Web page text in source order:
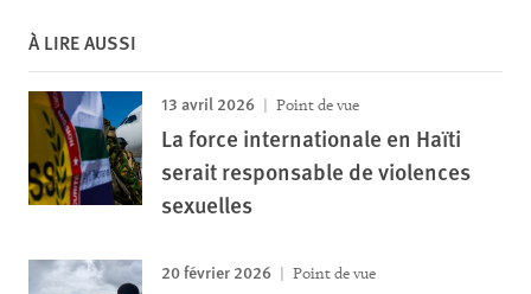
À LIRE AUSSI
13 avril 2026 Point de vue
La force internationale en Haïti
serait responsable de violences
sexuelles
20 février 2026 Point de vue